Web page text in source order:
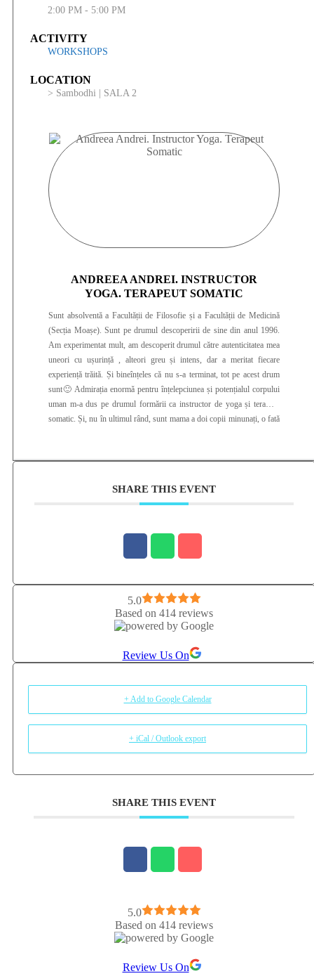
2:00 PM - 5:00 PM
ACTIVITY
WORKSHOPS
LOCATION
> Sambodhi | SALA 2
ANDREEA ANDREI. INSTRUCTOR
YOGA. TERAPEUT SOMATIC
Sunt absolventă a Facultății de Filosofie și a Facultății de Medicină
(Secția Moașe). Sunt pe drumul descoperirii de sine din anul 1996.
Am experimentat mult, am descoperit drumul către autenticitatea mea
uneori cu ușurință , alteori greu și intens, dar a meritat fiecare
experiență trăită. Și bineînțeles că nu s-a terminat, tot pe acest drum
sunt🙂 Admirația enormă pentru înțelepciunea și potențialul corpului
uman m-a dus pe drumul formării ca instructor de yoga și terapeut
somatic. Și, nu în ultimul rând, sunt mama a doi copii minunați, o fată
SHARE THIS EVENT
5.0
Based on 414 reviews
Review Us On
+ Add to Google Calendar
+ iCal / Outlook export
SHARE THIS EVENT
5.0
Based on 414 reviews
Review Us On